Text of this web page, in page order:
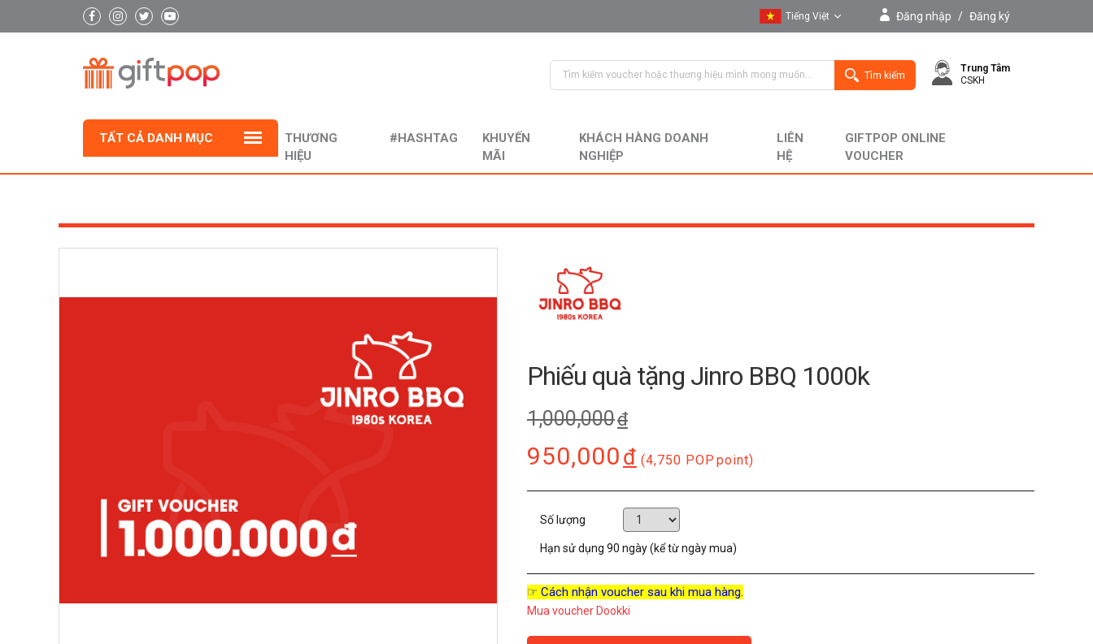
Tiếng Việt
English
Đăng nhập / Đăng ký
Tìm kiếm
Trung Tâm
CSKH
TẤT CẢ DANH MỤC
THƯƠNG
HIỆU
#HASHTAG
KHUYẾN
MÃI
KHÁCH HÀNG DOANH
NGHIỆP
LIÊN
HỆ
GIFTPOP ONLINE
VOUCHER
Phiếu quà tặng Jinro BBQ 1000k
1,000,000đ
950,000đ (4,750 POP point)
Số lượng
Hạn sử dụng 90 ngày (kể từ ngày mua)
☞ Cách nhận voucher sau khi mua hàng.
Mua voucher Dookki